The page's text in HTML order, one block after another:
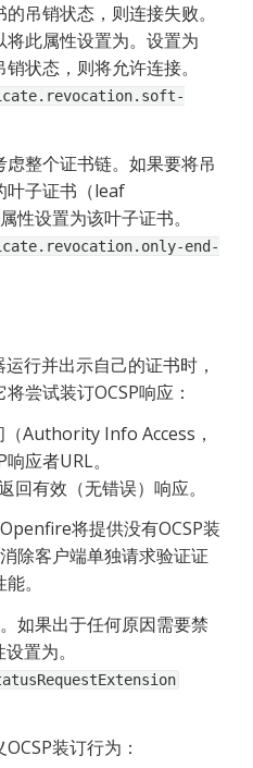
吊销状态，则连接失败。
此属性设置为。设置为
状态，则将允许连接。
整个证书链。如果要将吊
叶子证书（leaf
性设置为该叶子证书。
end-
行并出示自己的证书时，
尝试装订OCSP响应：
Authority Info Access，
应者URL。
回有效（无错误）响应。
将提供没有OCSP装
除客户端单独请求验证证
。
如果出于任何原因需要禁
装订行为：